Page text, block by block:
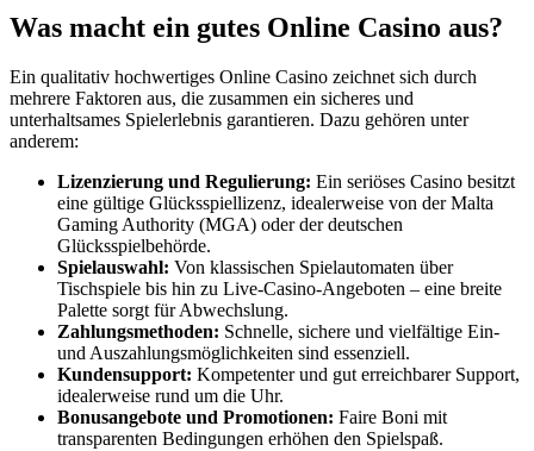
Was macht ein gutes Online Casino aus?
Ein qualitativ hochwertiges Online Casino zeichnet sich durch
mehrere Faktoren aus, die zusammen ein sicheres und
unterhaltsames Spielerlebnis garantieren. Dazu gehören unter
anderem:
Lizenzierung und Regulierung: Ein seriöses Casino besitzt
eine gültige Glücksspiellizenz, idealerweise von der Malta
Gaming Authority (MGA) oder der deutschen
Glücksspielbehörde.
Spielauswahl: Von klassischen Spielautomaten über
Tischspiele bis hin zu Live-Casino-Angeboten – eine breite
Palette sorgt für Abwechslung.
Zahlungsmethoden: Schnelle, sichere und vielfältige Ein-
und Auszahlungsmöglichkeiten sind essenziell.
Kundensupport: Kompetenter und gut erreichbarer Support,
idealerweise rund um die Uhr.
Bonusangebote und Promotionen: Faire Boni mit
transparenten Bedingungen erhöhen den Spielspaß.